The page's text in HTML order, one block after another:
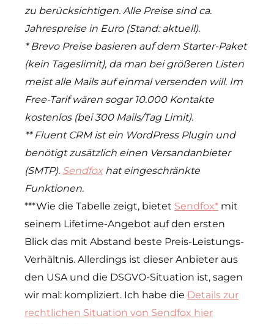
zu berücksichtigen. Alle Preise sind ca.
Jahrespreise in Euro (Stand: aktuell).
* Brevo Preise basieren auf dem Starter-Paket
(kein Tageslimit), da man bei größeren Listen
meist alle Mails auf einmal versenden will. Im
Free-Tarif wären sogar 10.000 Kontakte
kostenlos (bei 300 Mails/Tag Limit).
** Fluent CRM ist ein WordPress Plugin und
benötigt zusätzlich einen Versandanbieter
(SMTP). Sendfoxhat eingeschränkte
Funktionen.
***Wie die Tabelle zeigt, bietet Sendfox* mit
seinem Lifetime-Angebot auf den ersten
Blick das mit Abstand beste Preis-Leistungs-
Verhältnis. Allerdings ist dieser Anbieter aus
den USA und die DSGVO-Situation ist, sagen
wir mal: kompliziert. Ich habe die Details zur
rechtlichen Situation von Sendfox hier